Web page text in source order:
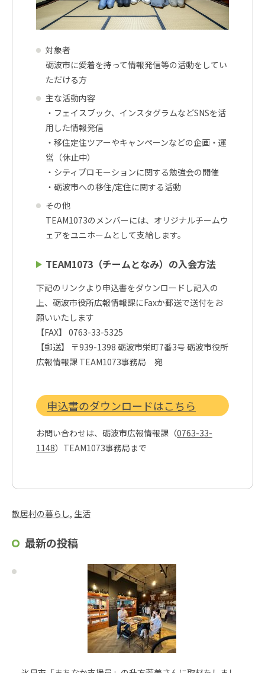
対象者
砺波市に愛着を持って情報発信等の活動をしてい
ただける方
主な活動内容
・フェイスブック、インスタグラムなどSNSを活
用した情報発信
・移住定住ツアーやキャンペーンなどの企画・運
営（休止中）
・シティプロモーションに関する勉強会の開催
・砺波市への移住/定住に関する活動
その他
TEAM1073のメンバーには、オリジナルチームウ
ェアをユニホームとして支給します。
TEAM1073（チームとなみ）の入会方法
下記のリンクより申込書をダウンロードし記入の
上、砺波市役所広報情報課にFaxか郵送で送付をお
願いいたします
【FAX】 0763-33-5325
【郵送】 〒939-1398 砺波市栄町7番3号 砺波市役所
広報情報課 TEAM1073事務局 宛
申込書のダウンロードはこちら
お問い合わせは、砺波市広報情報課（0763-33-
1148）TEAM1073事務局まで
散居村の暮らし, 生活
最新の投稿